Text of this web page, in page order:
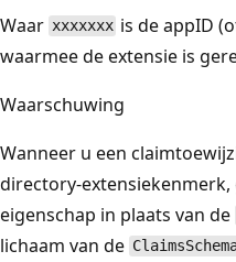
Waar xxxxxxx is de appID
waarmee de extensie is
Waarschuwing
Wanneer u een
directory-
eigenschap in plaats van de
lichaam van de